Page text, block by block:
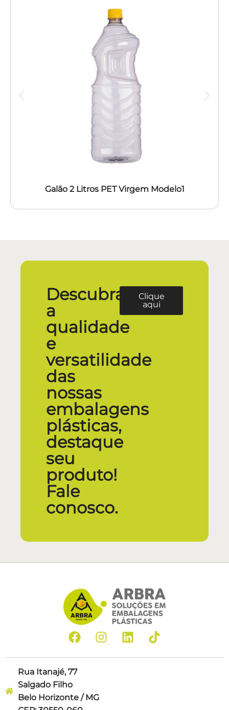
Galão 2 Litros PET Virgem Modelo1
Descubra
a
qualidade
e
versatilidade
das
nossas
embalagens
plásticas,
destaque
seu
produto!
Fale
conosco.
Clique
aqui
Rua Itanajé, 77
Salgado Filho
Belo Horizonte / MG